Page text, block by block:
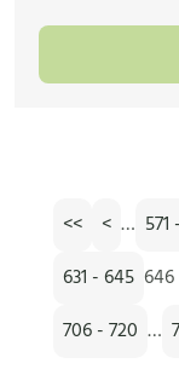
<<
< …
631 - 645
706 - 720 …